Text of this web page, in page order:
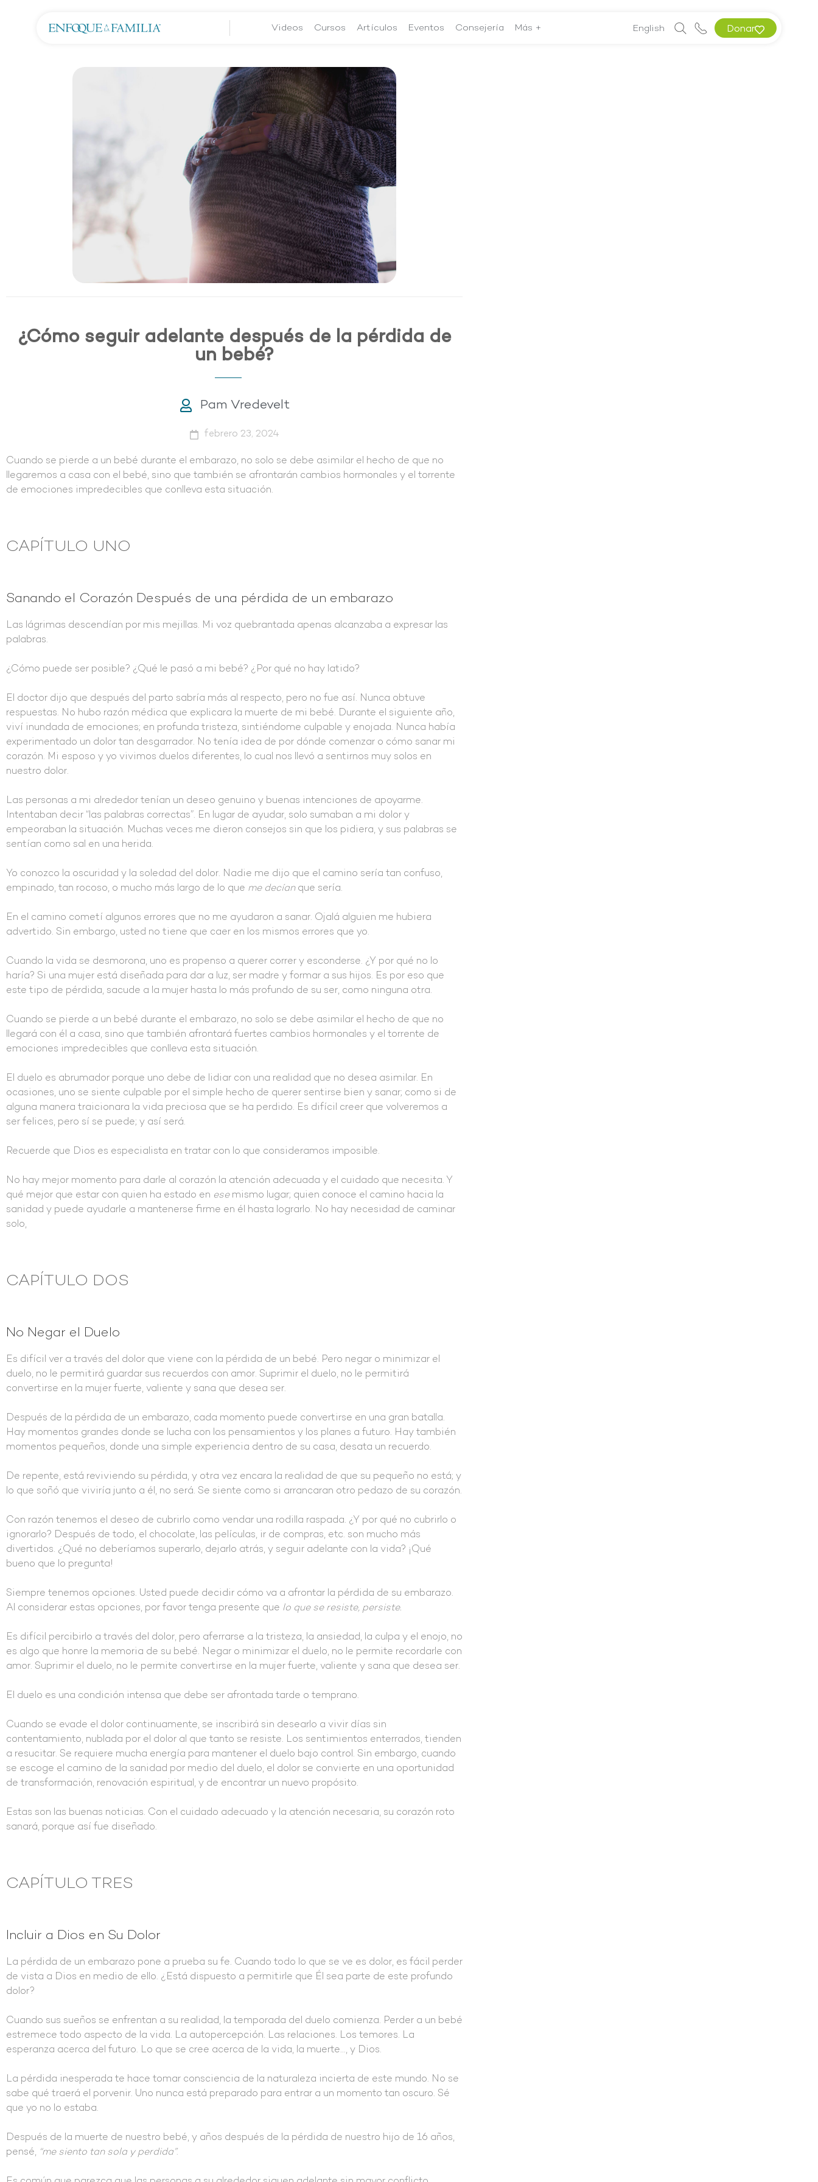
Videos Cursos Artículos Eventos Consejería Más + English Donar
¿Cómo seguir adelante después de la pérdida de
un bebé?
Pam Vredevelt
febrero 23, 2024
Cuando se pierde a un bebé durante el embarazo, no solo se debe asimilar el hecho de que no
llegaremos a casa con el bebé, sino que también se afrontarán cambios hormonales y el torrente
de emociones impredecibles que conlleva esta situación.
CAPÍTULO UNO
Sanando el Corazón Después de una pérdida de un embarazo
Las lágrimas descendían por mis mejillas. Mi voz quebrantada apenas alcanzaba a expresar las
palabras.
¿Cómo puede ser posible? ¿Qué le pasó a mi bebé? ¿Por qué no hay latido?
El doctor dijo que después del parto sabría más al respecto, pero no fue así. Nunca obtuve
respuestas. No hubo razón médica que explicara la muerte de mi bebé. Durante el siguiente año,
viví inundada de emociones; en profunda tristeza, sintiéndome culpable y enojada. Nunca había
experimentado un dolor tan desgarrador. No tenía idea de por dónde comenzar o cómo sanar mi
corazón. Mi esposo y yo vivimos duelos diferentes, lo cual nos llevó a sentirnos muy solos en
nuestro dolor.
Las personas a mi alrededor tenían un deseo genuino y buenas intenciones de apoyarme.
Intentaban decir “las palabras correctas”. En lugar de ayudar, solo sumaban a mi dolor y
empeoraban la situación. Muchas veces me dieron consejos sin que los pidiera, y sus palabras se
sentían como sal en una herida.
Yo conozco la oscuridad y la soledad del dolor. Nadie me dijo que el camino sería tan confuso,
empinado, tan rocoso, o mucho más largo de lo que me decían que sería.
En el camino cometí algunos errores que no me ayudaron a sanar. Ojalá alguien me hubiera
advertido. Sin embargo, usted no tiene que caer en los mismos errores que yo.
Cuando la vida se desmorona, uno es propenso a querer correr y esconderse. ¿Y por qué no lo
haría? Si una mujer está diseñada para dar a luz, ser madre y formar a sus hijos. Es por eso que
este tipo de pérdida, sacude a la mujer hasta lo más profundo de su ser, como ninguna otra.
Cuando se pierde a un bebé durante el embarazo, no solo se debe asimilar el hecho de que no
llegará con él a casa, sino que también afrontará fuertes cambios hormonales y el torrente de
emociones impredecibles que conlleva esta situación.
El duelo es abrumador porque uno debe de lidiar con una realidad que no desea asimilar. En
ocasiones, uno se siente culpable por el simple hecho de querer sentirse bien y sanar; como si de
alguna manera traicionara la vida preciosa que se ha perdido. Es difícil creer que volveremos a
ser felices, pero sí se puede; y así será.
Recuerde que Dios es especialista en tratar con lo que consideramos imposible.
No hay mejor momento para darle al corazón la atención adecuada y el cuidado que necesita. Y
qué mejor que estar con quien ha estado en esemismo lugar; quien conoce el camino hacia la
sanidad y puede ayudarle a mantenerse firme en él hasta lograrlo. No hay necesidad de caminar
solo,
CAPÍTULO DOS
No Negar el Duelo
Es difícil ver a través del dolor que viene con la pérdida de un bebé. Pero negar o minimizar el
duelo, no le permitirá guardar sus recuerdos con amor. Suprimir el duelo, no le permitirá
convertirse en la mujer fuerte, valiente y sana que desea ser.
Después de la pérdida de un embarazo, cada momento puede convertirse en una gran batalla.
Hay momentos grandes donde se lucha con los pensamientos y los planes a futuro. Hay también
momentos pequeños, donde una simple experiencia dentro de su casa, desata un recuerdo.
De repente, está reviviendo su pérdida, y otra vez encara la realidad de que su pequeño no está; y
lo que soñó que viviría junto a él, no será. Se siente como si arrancaran otro pedazo de su corazón.
Con razón tenemos el deseo de cubrirlo como vendar una rodilla raspada. ¿Y por qué no cubrirlo o
ignorarlo? Después de todo, el chocolate, las películas, ir de compras, etc. son mucho más
divertidos. ¿Qué no deberíamos superarlo, dejarlo atrás, y seguir adelante con la vida? ¡Qué
bueno que lo pregunta!
Siempre tenemos opciones. Usted puede decidir cómo va a afrontar la pérdida de su embarazo.
Al considerar estas opciones, por favor tenga presente que lo que se resiste, persiste.
Es difícil percibirlo a través del dolor, pero aferrarse a la tristeza, la ansiedad, la culpa y el enojo, no
es algo que honre la memoria de su bebé. Negar o minimizar el duelo, no le permite recordarle con
amor. Suprimir el duelo, no le permite convertirse en la mujer fuerte, valiente y sana que desea ser.
El duelo es una condición intensa que debe ser afrontada tarde o temprano.
Cuando se evade el dolor continuamente, se inscribirá sin desearlo a vivir días sin
contentamiento, nublada por el dolor al que tanto se resiste. Los sentimientos enterrados, tienden
a resucitar. Se requiere mucha energía para mantener el duelo bajo control. Sin embargo, cuando
se escoge el camino de la sanidad por medio del duelo, el dolor se convierte en una oportunidad
de transformación, renovación espiritual, y de encontrar un nuevo propósito.
Estas son las buenas noticias. Con el cuidado adecuado y la atención necesaria, su corazón roto
sanará, porque así fue diseñado.
CAPÍTULO TRES
Incluir a Dios en Su Dolor
La pérdida de un embarazo pone a prueba su fe. Cuando todo lo que se ve es dolor, es fácil perder
de vista a Dios en medio de ello. ¿Está dispuesto a permitirle que Él sea parte de este profundo
dolor?
Cuando sus sueños se enfrentan a su realidad, la temporada del duelo comienza. Perder a un bebé
estremece todo aspecto de la vida. La autopercepción. Las relaciones. Los temores. La
esperanza acerca del futuro. Lo que se cree acerca de la vida, la muerte…, y Dios.
La pérdida inesperada te hace tomar consciencia de la naturaleza incierta de este mundo. No se
sabe qué traerá el porvenir. Uno nunca está preparado para entrar a un momento tan oscuro. Sé
que yo no lo estaba.
Después de la muerte de nuestro bebé, y años después de la pérdida de nuestro hijo de 16 años,
pensé, “me siento tan sola y perdida”.